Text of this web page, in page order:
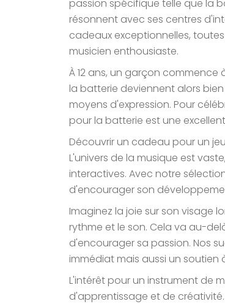
passion spécifique telle que la
résonnent avec ses centres
cadeaux exceptionnelles,
musicien enthousiaste.
À 12 ans, un garçon
la batterie deviennent alors
moyens d'expression. Pour
pour la batterie est une
Découvrir un cadeau pour un
L'univers de la musique est
interactives. Avec notre
d'encourager son
Imaginez la joie sur son visage
rythme et le son. Cela va au-
d'encourager sa passion. Nos
immédiat mais aussi un
L'intérêt pour un instrument de
d'apprentissage et de